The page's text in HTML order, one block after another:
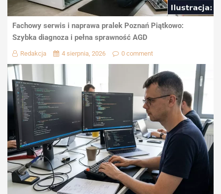
Fachowy serwis i naprawa pralek Poznań Piątkowo:
Szybka diagnoza i pełna sprawność AGD
Redakcja 4 sierpnia, 2026 0 comment